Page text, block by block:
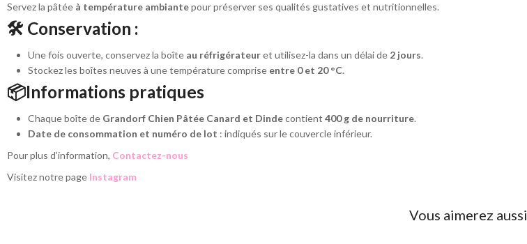
Servez la pâtée à température ambiantepour préserver ses qualités gustatives et nutritionnelles.
🛠 Conservation :
Une fois ouverte, conservez la boîte au réfrigérateuret utilisez-la dans un délai de 2 jours.
Stockez les boîtes neuves à une température comprise entre 0 et 20 °C.
📦Informations pratiques
Chaque boîte de Grandorf Chien Pâtée Canard et Dindecontient 400 g de nourriture.
Date de consommation et numéro de lot : indiqués sur le couvercle inférieur.
Pour plus d’information, Contactez-nous
Visitez notre page Instagram
Vous aimerez aussi